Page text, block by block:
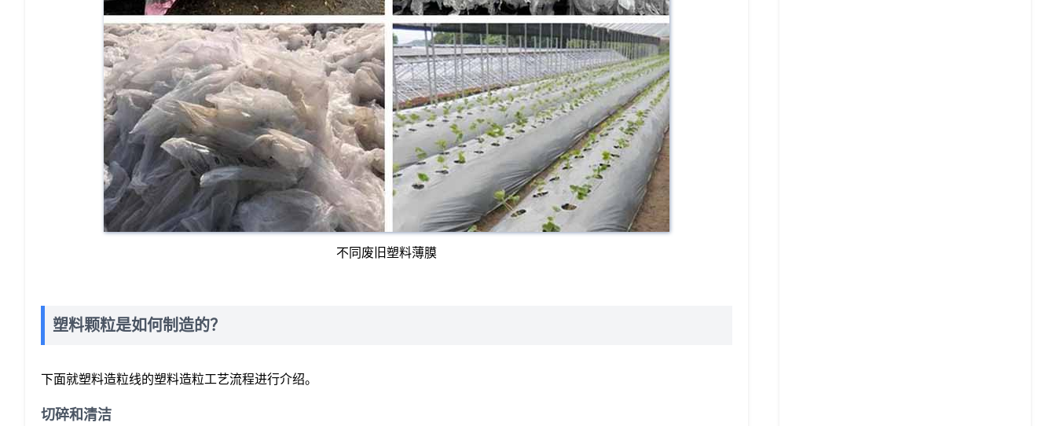
不同废旧塑料薄膜
塑料颗粒是如何制造的？
下面就塑料造粒线的塑料造粒工艺流程进行介绍。
切碎和清洁